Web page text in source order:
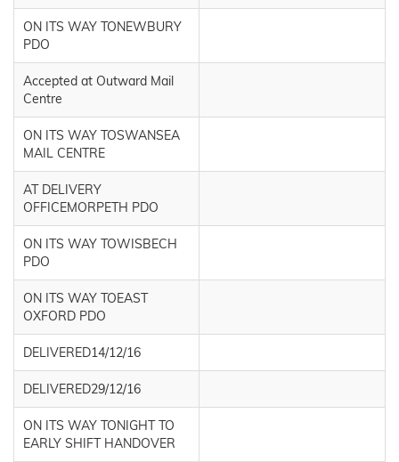
ON ITS WAY TONEWBURY
PDO
Accepted at Outward Mail
Centre
ON ITS WAY TOSWANSEA
MAIL CENTRE
AT DELIVERY
OFFICEMORPETH PDO
ON ITS WAY TOWISBECH
PDO
ON ITS WAY TOEAST
OXFORD PDO
DELIVERED14/12/16
DELIVERED29/12/16
ON ITS WAY TONIGHT TO
EARLY SHIFT HANDOVER